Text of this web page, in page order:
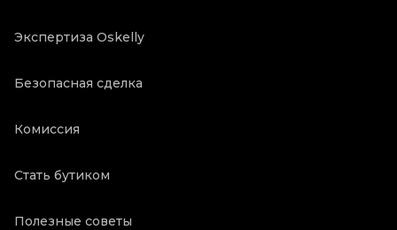
Экспертиза Oskelly
Безопасная сделка
Комиссия
Стать бутиком
Полезные советы